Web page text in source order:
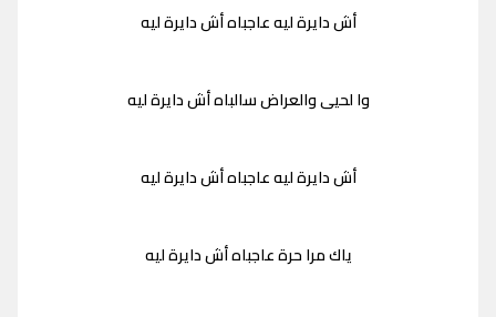
أش دايرة ليه عاجباه أش دايرة ليه
وا لحيى والعراض سالباه أش دايرة ليه
أش دايرة ليه عاجباه أش دايرة ليه
ياك مرا حرة عاجباه أش دايرة ليه